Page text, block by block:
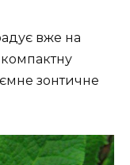
вже на
зонтичне